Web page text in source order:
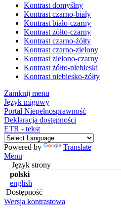
Kontrast domyślny
Kontrast czarno-biały
Kontrast biało-czarny
Kontrast żółto-czarny
Kontrast czarno-żółty
Kontrast czarno-zielony
Kontrast zielono-czarny
Kontrast żółto-niebieski
Kontrast niebiesko-żółty
Zamknij menu
Język migowy
Portal Niepełnosprawność
Deklaracja dostępności
ETR - tekst
Powered by
Translate
Menu
Język strony
polski
english
Dostępność
Wersja kontrastowa